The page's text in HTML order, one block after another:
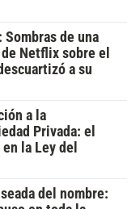
de una
Netflix sobre el
a su
a la
Privada: el
la Ley del
del nombre: